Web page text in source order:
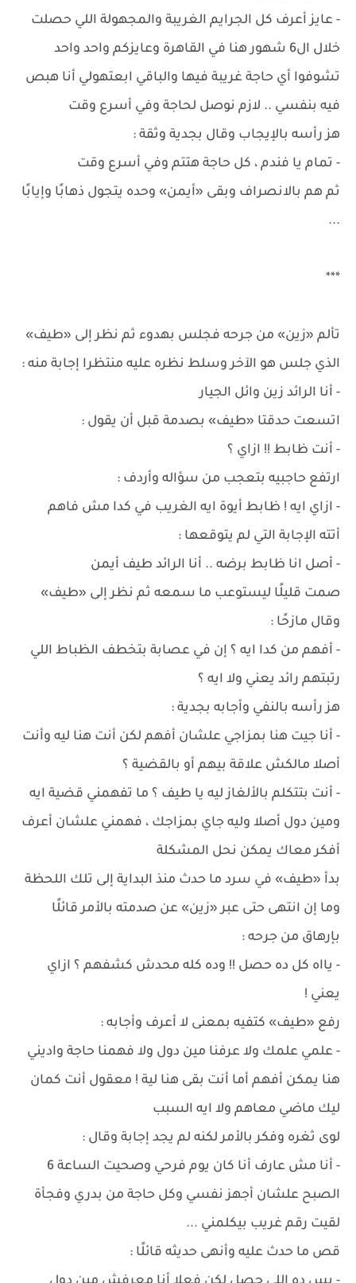
- عايز أعرف كل الجرايم الغريبة والمجهولة اللي حصلت
خلال ال6 شهور هنا في القاهرة وعايزكم واحد واحد
تشوفوا أي حاجة غريبة فيها والباقي ابعتهولي أنا هبص
فيه بنفسي .. لازم نوصل لحاجة وفي أسرع وقت
هز رأسه بالإيجاب وقال بجدية وثقة :
- تمام يا فندم ، كل حاجة هتتم وفي أسرع وقت
ثم هم بالانصراف وبقى «أيمن» وحده يتجول ذهابًا وإيابًا
...
***
تألم «زين» من جرحه فجلس بهدوء ثم نظر إلى «طيف»
الذي جلس هو الآخر وسلط نظره عليه منتظرا إجابة منه :
- أنا الرائد زين وائل الجيار
اتسعت حدقتا «طيف» بصدمة قبل أن يقول :
- أنت ظابط !! ازاي ؟
ارتفع حاجبيه بتعجب من سؤاله وأردف :
- ازاي ايه ! ظابط أيوة ايه الغريب في كدا مش فاهم
أتته الإجابة التي لم يتوقعها :
- أصل انا ظابط برضه .. أنا الرائد طيف أيمن
صمت قليلًا ليستوعب ما سمعه ثم نظر إلى «طيف»
وقال مازحًا :
- أفهم من كدا ايه ؟ إن في عصابة بتخطف الظباط اللي
رتبتهم رائد يعني ولا ايه ؟
هز رأسه بالنفي وأجابه بجدية :
- أنا جيت هنا بمزاجي علشان أفهم لكن أنت هنا ليه وأنت
أصلا مالكش علاقة بيهم أو بالقضية ؟
- أنت بتتكلم بالألغاز ليه يا طيف ؟ ما تفهمني قضية ايه
ومين دول أصلا وليه جاي بمزاجك ، فهمني علشان أعرف
أفكر معاك يمكن نحل المشكلة
بدأ «طيف» في سرد ما حدث منذ البداية إلى تلك اللحظة
وما إن انتهى حتى عبر «زين» عن صدمته بالأمر قائلًا
بإرهاق من جرحه :
- يااه كل ده حصل !! وده كله محدش كشفهم ؟ ازاي
يعني !
رفع «طيف» كتفيه بمعنى لا أعرف وأجابه :
- علمي علمك ولا عرفنا مين دول ولا فهمنا حاجة واديني
هنا يمكن أفهم أما أنت بقى هنا لية ! معقول أنت كمان
ليك ماضي معاهم ولا ايه السبب
لوى ثغره وفكر بالأمر لكنه لم يجد إجابة وقال :
- أنا مش عارف أنا كان يوم فرحي وصحيت الساعة 6
الصبح علشان أجهز نفسي وكل حاجة من بدري وفجأة
لقيت رقم غريب بيكلمني ...
قص ما حدث عليه وأنهى حديثه قائلًا :